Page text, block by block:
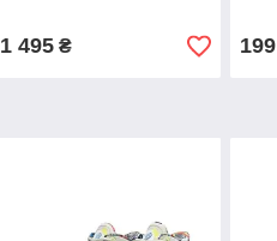
1 495₴ 199